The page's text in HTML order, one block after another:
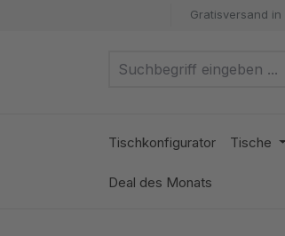
Zur Hauptnavigation springenGratisversand in
Tischkonfigurator Tische
Deal des Monats